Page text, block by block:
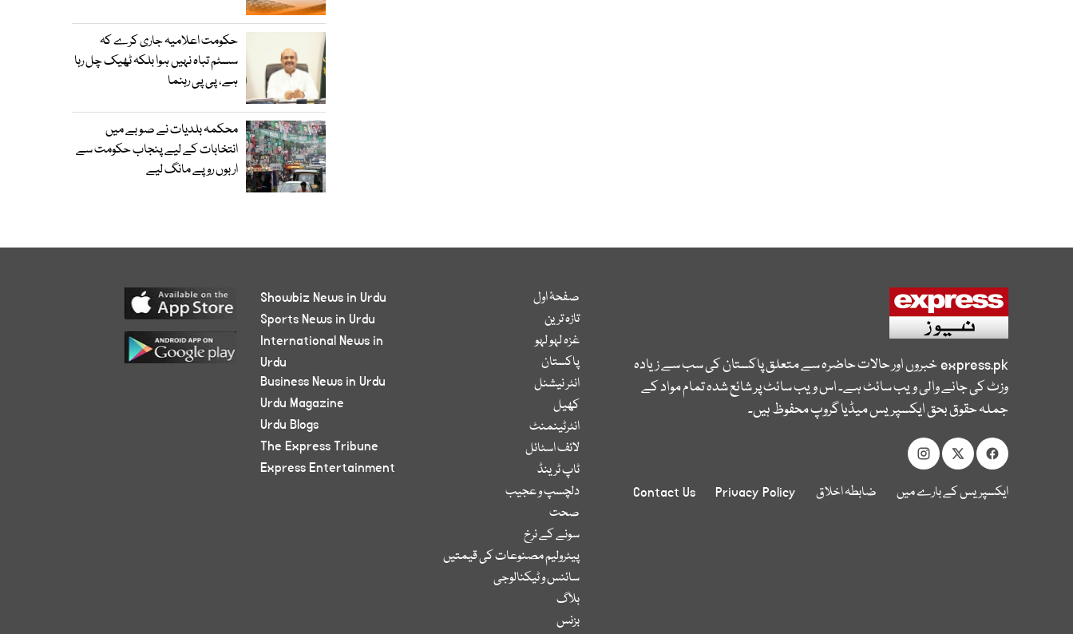
حکومت اعلامیہ جاری کرے کہ
سسٹم تباہ نہیں ہوا بلکہ ٹھیک چل رہا
ہے، پی پی رہنما
محکمہ بلدیات نے صوبے میں
انتخابات کے لیے پنجاب حکومت سے
اربوں روپے مانگ لیے
express.pkخبروں اور حالات حاضرہ سے متعلق پاکستان کی سب سے زیادہ
وزٹ کی جانے والی ویب سائٹ ہے۔ اس ویب سائٹ پر شائع شدہ تمام مواد کے
جملہ حقوق بحق ایکسپریس میڈیا گروپ محفوظ ہیں۔
ایکسپریس کے بارے میں ضابطہ اخلاق Privacy Policy
Contact Us
صفحۂ اول
تازہ ترین
غزہ لہو لہو
پاکستان
انٹر نیشنل
کھیل
انٹرٹینمنٹ
لائف اسٹائل
ٹاپ ٹرینڈ
دلچسپ و عجیب
صحت
سونے کے نرخ
پیٹرولیم مصنوعات کی قیمتیں
سائنس و ٹیکنالوجی
بلاگ
بزنس
Showbiz News in Urdu
Sports News in Urdu
International News in
Urdu
Business News in Urdu
Urdu Magazine
Urdu Blogs
The Express Tribune
Express Entertainment